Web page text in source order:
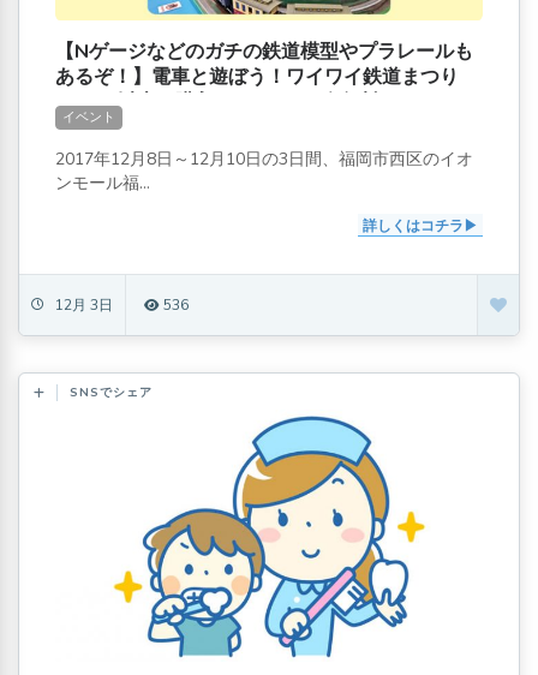
【Nゲージなどのガチの鉄道模型やプラレールも
あるぞ！】電車と遊ぼう！ワイワイ鉄道まつり
[500円以上の購入レシートで2名無料]
イベント
2017年12月8日～12月10日の3日間、福岡市西区のイオ
ンモール福...
詳しくはコチラ
12月 3日 536
SNSでシェア